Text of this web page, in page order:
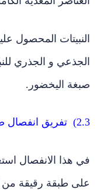
المحصول عليها
و الجذري للنبات
اليخضور.
هذا الانفصال استعملنا
طبقة رقيقة من